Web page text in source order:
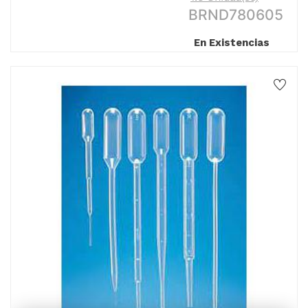
BRND780605
En Existencias